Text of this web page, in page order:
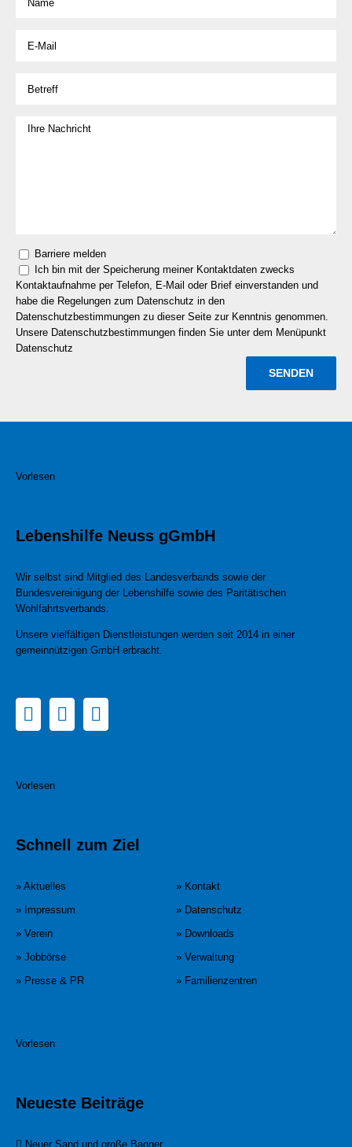
Barriere melden
Ich bin mit der Speicherung meiner Kontaktdaten zwecks
Kontaktaufnahme per Telefon, E-Mail oder Brief einverstanden und
habe die Regelungen zum Datenschutz in den
Datenschutzbestimmungen zu dieser Seite zur Kenntnis genommen.
Unsere Datenschutzbestimmungen finden Sie unter dem Menüpunkt
Datenschutz
Vorlesen
Lebenshilfe Neuss gGmbH
Wir selbst sind Mitglied des Landesverbands sowie der
Bundesvereinigung der Lebenshilfe sowie des Paritätischen
Wohlfahrtsverbands.
Unsere vielfältigen Dienstleistungen werden seit 2014 in einer
gemeinnützigen GmbH erbracht.
Vorlesen
Schnell zum Ziel
» Aktuelles
» Kontakt
» Impressum
» Datenschutz
» Verein
» Downloads
» Jobbörse
» Verwaltung
» Presse & PR
» Familienzentren
Vorlesen
Neueste Beiträge
Neuer Sand und große Bagger